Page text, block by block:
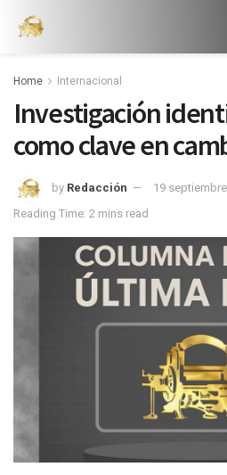
Home Internacional
Investigación
como clave en
by Redacción
19
Reading Time: 2 mins read